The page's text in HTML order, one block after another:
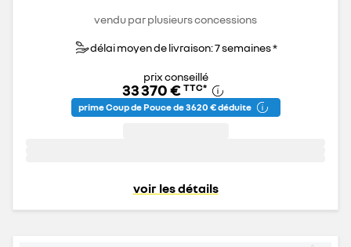
vendu par plusieurs concessions
délai moyen de livraison: 7 semaines *
prix conseillé
33 370 € TTC*
prime Coup de Pouce de 3 620 € déduite
voir les détails